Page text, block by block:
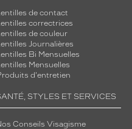
de contact
correctrices
de couleur
Journalières
Bi Mensuelles
Mensuelles
d'entretien
STYLES ET SERVICES
Conseils Visagisme